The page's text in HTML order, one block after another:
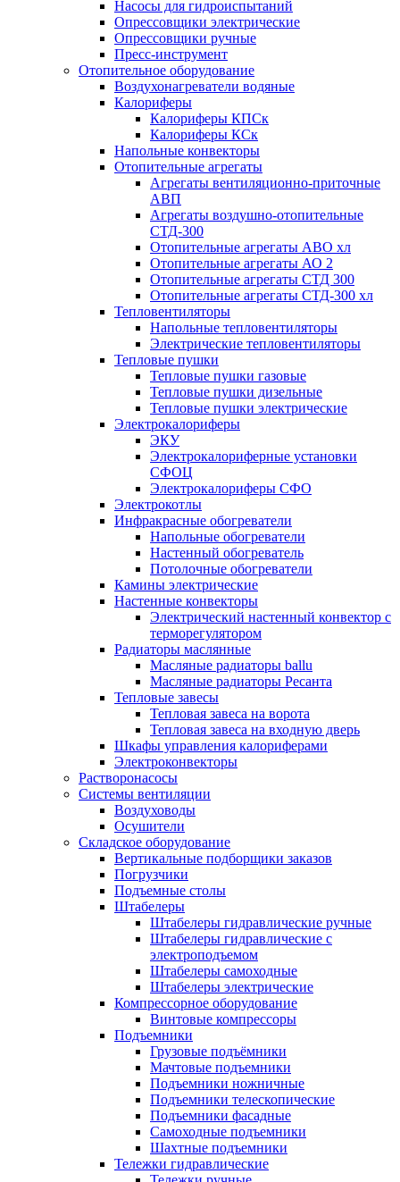
Насосы для гидроиспытаний
Опрессовщики электрические
Опрессовщики ручные
Пресс-инструмент
Отопительное оборудование
Воздухонагреватели водяные
Калориферы
Калориферы КПСк
Калориферы КСк
Напольные конвекторы
Отопительные агрегаты
Агрегаты вентиляционно-приточные
АВП
Агрегаты воздушно-отопительные
СТД-300
Отопительные агрегаты АВО хл
Отопительные агрегаты АО 2
Отопительные агрегаты СТД 300
Отопительные агрегаты СТД-300 хл
Тепловентиляторы
Напольные тепловентиляторы
Электрические тепловентиляторы
Тепловые пушки
Тепловые пушки газовые
Тепловые пушки дизельные
Тепловые пушки электрические
Электрокалориферы
ЭКУ
Электрокалориферные установки
СФОЦ
Электрокалориферы СФО
Электрокотлы
Инфракрасные обогреватели
Напольные обогреватели
Настенный обогреватель
Потолочные обогреватели
Камины электрические
Настенные конвекторы
Электрический настенный конвектор с
терморегулятором
Радиаторы маслянные
Масляные радиаторы ballu
Масляные радиаторы Ресанта
Тепловые завесы
Тепловая завеса на ворота
Тепловая завеса на входную дверь
Шкафы управления калориферами
Электроконвекторы
Растворонасосы
Системы вентиляции
Воздуховоды
Осушители
Складское оборудование
Вертикальные подборщики заказов
Погрузчики
Подъемные столы
Штабелеры
Штабелеры гидравлические ручные
Штабелеры гидравлические с
электроподъемом
Штабелеры самоходные
Штабелеры электрические
Компрессорное оборудование
Винтовые компрессоры
Подъемники
Грузовые подъёмники
Мачтовые подъемники
Подъемники ножничные
Подъемники телескопические
Подъемники фасадные
Самоходные подъемники
Шахтные подъемники
Тележки гидравлические